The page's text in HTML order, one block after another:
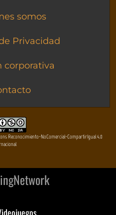
somos
Privacidad
Reconocimiento-NoComercial-CompartirIgual 4.0